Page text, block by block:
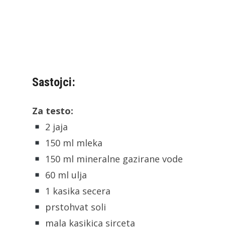
Sastojci:
Za testo:
2 jaja
150 ml mleka
150 ml mineralne gazirane vode
60 ml ulja
1 kasika secera
prstohvat soli
mala kasikica sirceta